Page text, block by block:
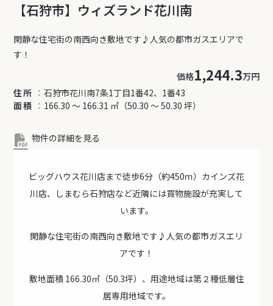
【石狩市】ウィズランド花川南
閑静な住宅街の南西向き敷地です♪人気の都市ガスエリアで
す！
価格1,244.3万円
住所
石狩市花川南7条1丁目1番42、1番43
面積
166.30 ～ 166.31 ㎡（50.30 ～ 50.30 坪）
物件の詳細を見る
ビッグハウス花川店まで徒歩6分（約450ｍ）カインズ花
川店、しまむら石狩店など近隣には買物施設が充実して
います。
閑静な住宅街の南西向き敷地です♪人気の都市ガスエリ
アです！
敷地面積 166.30㎡（50.3坪）、用途地域は第２種低層住
居専用地域です。